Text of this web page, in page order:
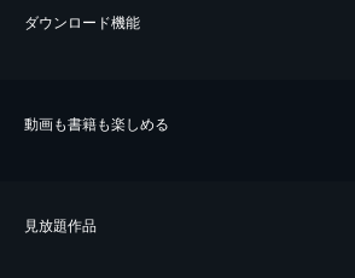
ダウンロード機能
動画も書籍も楽しめる
⾒放題作品